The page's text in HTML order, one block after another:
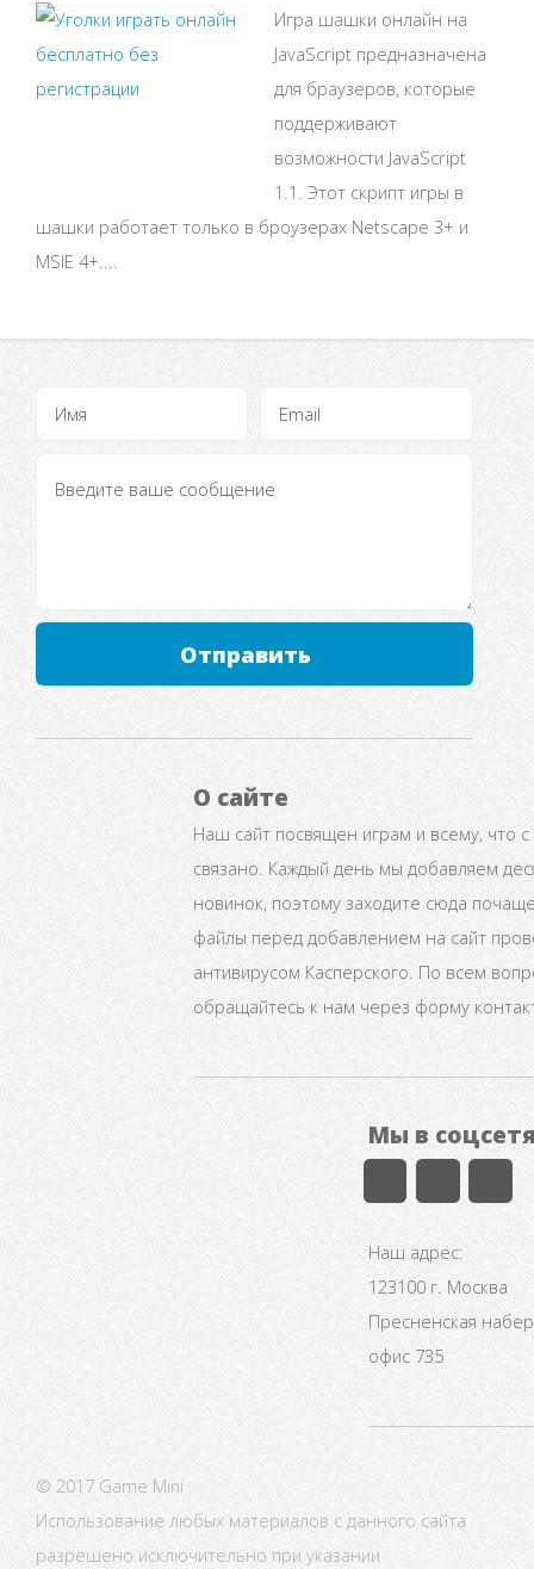
Игра шашки онлайн на
JavaScript предназначена
для браузеров, которые
поддерживают
возможности JavaScript
1.1. Этот скрипт игры в
шашки работает только в броузерах Netscape 3+ и
MSIE 4+....
Отправить
О сайте
Наш сайт посвящен играм и всему, что
связано. Каждый день мы добавляем
новинок, поэтому заходите сюда
файлы перед добавлением на сайт
антивирусом Касперского. По всем
обращайтесь к нам через форму
Мы в
Наш адрес:
123100 г. Москва
Пресненская
офис 735
© 2017 Game Mini
Использование любых материалов с данного сайта
разрешено исключительно при указании